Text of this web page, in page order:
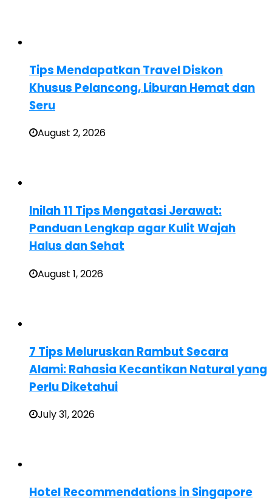
Tips Mendapatkan Travel Diskon
Khusus Pelancong, Liburan Hemat dan
Seru
August 2, 2026
Inilah 11 Tips Mengatasi Jerawat:
Panduan Lengkap agar Kulit Wajah
Halus dan Sehat
August 1, 2026
7 Tips Meluruskan Rambut Secara
Alami: Rahasia Kecantikan Natural yang
Perlu Diketahui
July 31, 2026
Hotel Recommendations in Singapore